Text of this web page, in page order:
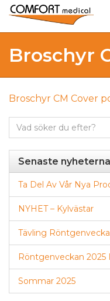
Broschyr
Broschyr CM Cover
Sök
Senaste nyheterna
Ta Del Av Vår Nya
NYHET – Kylvästar
Tävling
Röntgenveckan 2025
Sommar 2025